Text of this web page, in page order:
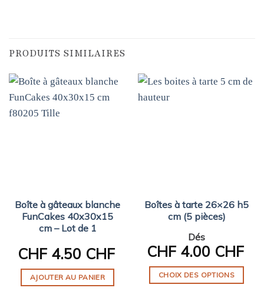
PRODUITS SIMILAIRES
Boîte à gâteaux blanche
FunCakes 40x30x15
cm – Lot de 1
CHF4.50 CHF
AJOUTER AU PANIER
Boîtes à tarte 26×26 h5
cm (5 pièces)
Dés
CHF4.00 CHF
CHOIX DES OPTIONS